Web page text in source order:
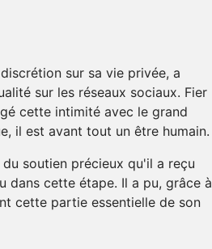
sur sa vie privée, a
sur les réseaux sociaux. Fier
cette intimité avec le grand
il est avant tout un être humain.
soutien précieux qu'il a reçu
dans cette étape. Il a pu, grâce à
cette partie essentielle de son